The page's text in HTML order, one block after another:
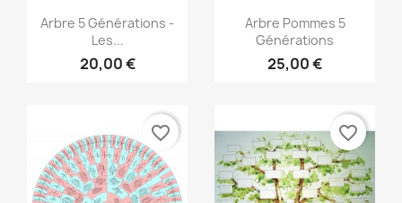
 Vista rápida
Arbre 5 Générations -
Les...
20,00 €
Vista rápida
Arbre Pommes 5
Générations
25,00 €
favorite_border favorite_border